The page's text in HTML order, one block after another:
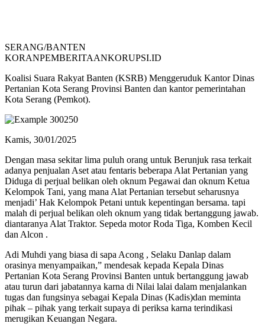
SERANG/BANTEN
KORANPEMBERITAANKORUPSI.ID
Koalisi Suara Rakyat Banten (KSRB) Menggeruduk Kantor Dinas
Pertanian Kota Serang Provinsi Banten dan kantor pemerintahan
Kota Serang (Pemkot).
Kamis, 30/01/2025
Dengan masa sekitar lima puluh orang untuk Berunjuk rasa terkait
adanya penjualan Aset atau fentaris beberapa Alat Pertanian yang
Diduga di perjual belikan oleh oknum Pegawai dan oknum Ketua
Kelompok Tani, yang mana Alat Pertanian tersebut seharusnya
menjadi’ Hak Kelompok Petani untuk kepentingan bersama. tapi
malah di perjual belikan oleh oknum yang tidak bertanggung jawab.
diantaranya Alat Traktor. Sepeda motor Roda Tiga, Komben Kecil
dan Alcon .
Adi Muhdi yang biasa di sapa Acong , Selaku Danlap dalam
orasinya menyampaikan,” mendesak kepada Kepala Dinas
Pertanian Kota Serang Provinsi Banten untuk bertanggung jawab
atau turun dari jabatannya karna di Nilai lalai dalam menjalankan
tugas dan fungsinya sebagai Kepala Dinas (Kadis)dan meminta
pihak – pihak yang terkait supaya di periksa karna terindikasi
merugikan Keuangan Negara.